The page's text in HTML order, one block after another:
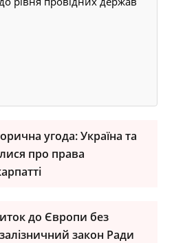
угода: Україна та
про права
до Європи без
закон Ради